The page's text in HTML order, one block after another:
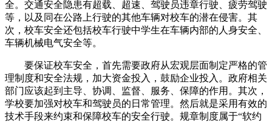
全。交通安全隐患有超载、超速、驾驶员违章行驶、疲劳驾驶
等，以及同在公路上行驶的其他车辆对校车的潜在侵害。其
次，校车安全还包括校车行驶中学生在车辆内部的人身安全、
车辆机械电气安全等。
要保证校车安全，首先需要政府从宏观层面制定严格的管
理制度和安全法规，加大资金投入，鼓励企业投入。政府相关
部门应该起到主导、协调、监督、服务、保障的作用。其次，
学校要加强对校车和驾驶员的日常管理。然后就是采用有效的
技术手段来约束和保障校车的安全行驶。规章制度属于“软约